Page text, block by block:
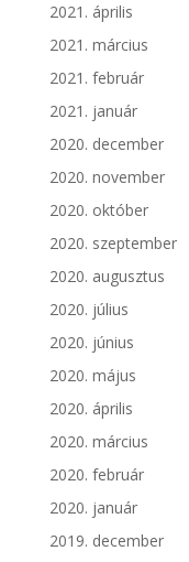
2021. április
2021. március
2021. február
2021. január
2020. december
2020. november
2020. október
2020. szeptember
2020. augusztus
2020. július
2020. június
2020. május
2020. április
2020. március
2020. február
2020. január
2019. december